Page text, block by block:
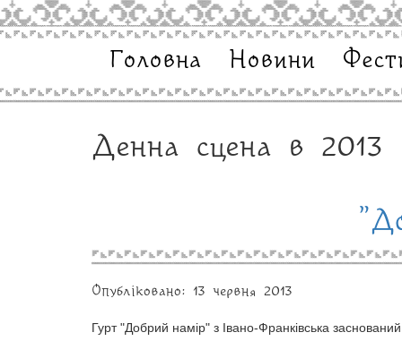
Головна Новини
Денна сцена в 2013
Опубліковано: 13 червня 2013
Гурт "Добрий намір" з Івано-Франківська